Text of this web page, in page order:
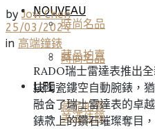
NOUVEAU
時尚名品
藏品拍賣
時尚名品
藏品拍賣
LIFE
美酒佳餚
by Jovi Chen
25/03/2024
in 高端鐘錶
RADO瑞士雷達表推出
技陶瓷鏤空自動腕錶，
融合了瑞士雷達表的卓
錶款上的鑽石璀璨奪目